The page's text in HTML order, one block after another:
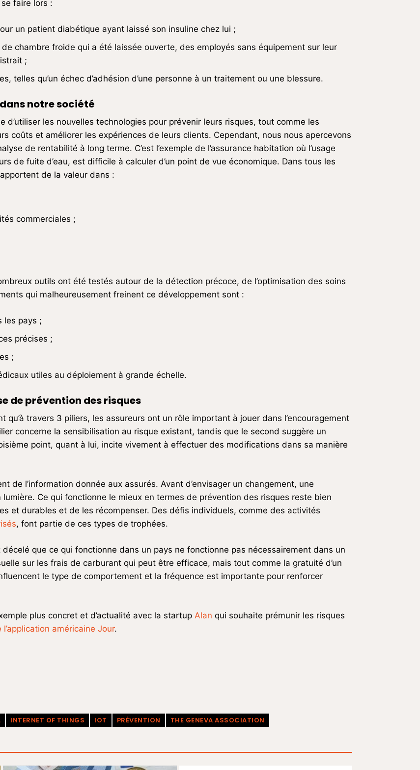
faire lors :
un patient diabétique ayant laissé son insuline chez lui ;
chambre froide qui a été laissée ouverte, des employés sans équipement sur leur
;
telles qu’un échec d’adhésion d’une personne à un traitement ou une blessure.
notre société
les nouvelles technologies pour prévenir leurs risques, tout comme les
coûts et améliorer les expériences de leurs clients. Cependant, nous nous apercevons
de rentabilité à long terme. C’est l’exemple de l’assurance habitation où l’usage
de fuite d’eau, est difficile à calculer d’un point de vue économique. Dans tous les
de la valeur dans :
commerciales ;
outils ont été testés autour de la détection précoce, de l’optimisation des soins
qui malheureusement freinent ce développement sont :
les pays ;
précises ;
;
utiles au déploiement à grande échelle.
de prévention des risques
travers 3 piliers, les assureurs ont un rôle important à jouer dans l’encouragement
concerne la sensibilisation au risque existant, tandis que le second suggère un
point, quant à lui, incite vivement à effectuer des modifications dans sa manière
de l’information donnée aux assurés. Avant d’envisager un changement, une
Ce qui fonctionne le mieux en termes de prévention des risques reste bien
et durables et de les récompenser. Des défis individuels, comme des activités
, font partie de ces types de trophées.
que ce qui fonctionne dans un pays ne fonctionne pas nécessairement dans un
sur les frais de carburant qui peut être efficace, mais tout comme la gratuité d’un
le type de comportement et la fréquence est importante pour renforcer
plus concret et d’actualité avec la startup Alan qui souhaite prémunir les risques
l’application américaine Jour.
INTERNET OF THINGS IOT PRÉVENTION THE GENEVA ASSOCIATION